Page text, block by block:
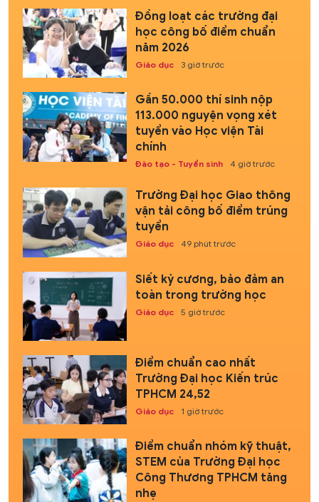
Đồng loạt các trường đại
học công bố điểm chuẩn
năm 2026
Giáo dục 3 giờ trước
Gần 50.000 thí sinh nộp
113.000 nguyện vọng xét
tuyển vào Học viện Tài
chính
Đào tạo - Tuyển sinh 4 giờ trước
Trường Đại học Giao thông
vận tải công bố điểm trúng
tuyển
Giáo dục 49 phút trước
Siết kỷ cương, bảo đảm an
toàn trong trường học
Giáo dục 5 giờ trước
Điểm chuẩn cao nhất
Trường Đại học Kiến trúc
TPHCM 24,52
Giáo dục 1 giờ trước
Điểm chuẩn nhóm kỹ thuật,
STEM của Trường Đại học
Công Thương TPHCM tăng
nhẹ